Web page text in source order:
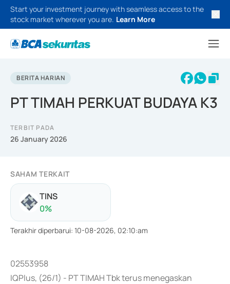
Start your investment journey with seamless access to the
stock market wherever you are. Learn More
BERITA HARIAN
PT TIMAH PERKUAT BUDAYA K3
TERBIT PADA
26 January 2026
SAHAM TERKAIT
TINS
0%
Terakhir diperbarui: 10-08-2026, 02:10:am
02553958
IQPlus, (26/1) - PT TIMAH Tbk terus menegaskan